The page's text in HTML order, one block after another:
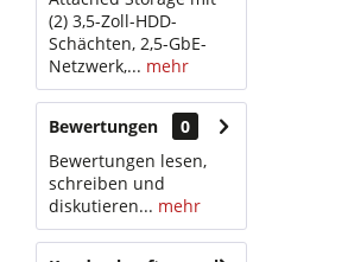
(2) 3,5-Zoll-HDD-
Schächten, 2,5-GbE-
Netzwerk,... mehr
Bewertungen
0
Bewertungen lesen,
schreiben und
diskutieren... mehr